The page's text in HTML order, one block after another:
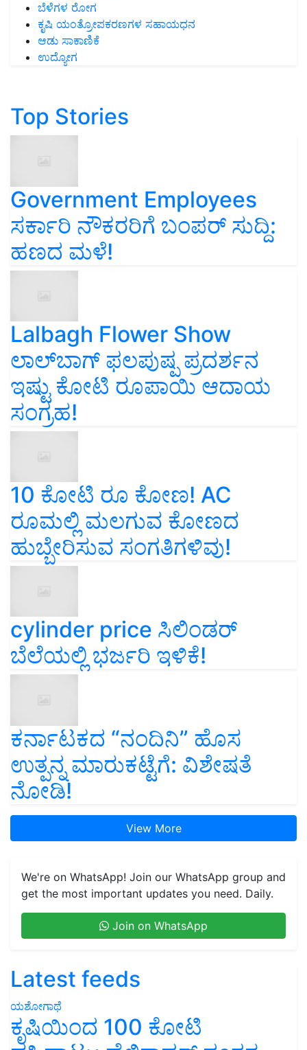
ಬೆಳೆಗಳ ರೋಗ
ಕೃಷಿ ಯಂತ್ರೋಪಕರಣಗಳ ಸಹಾಯಧನ
ಆಡು ಸಾಕಾಣಿಕೆ
ಉದ್ಯೋಗ
Top Stories
Government Employees
ಸರ್ಕಾರಿ ನೌಕರರಿಗೆ ಬಂಪರ್‌ ಸುದ್ದಿ:
ಹಣದ ಮಳೆ!
Lalbagh Flower Show
ಲಾಲ್‌ಬಾಗ್ ಫಲಪುಷ್ಪ ಪ್ರದರ್ಶನ
ಇಷ್ಟು ಕೋಟಿ ರೂಪಾಯಿ ಆದಾಯ
ಸಂಗ್ರಹ!
10 ಕೋಟಿ ರೂ ಕೋಣ! AC
ರೂಮಲ್ಲಿ ಮಲಗುವ ಕೋಣದ
ಹುಬ್ಬೇರಿಸುವ ಸಂಗತಿಗಳಿವು!
cylinder price ಸಿಲಿಂಡರ್‌
ಬೆಲೆಯಲ್ಲಿ ಭರ್ಜರಿ ಇಳಿಕೆ!
ಕರ್ನಾಟಕದ “ನಂದಿನಿ” ಹೊಸ
ಉತ್ಪನ್ನ ಮಾರುಕಟ್ಟೆಗೆ: ವಿಶೇಷತೆ
ನೋಡಿ!
View More
We're on WhatsApp! Join our WhatsApp group and
get the most important updates you need. Daily.
Join on WhatsApp
Latest feeds
ಯಶೋಗಾಥೆ
ಕೃಷಿಯಿಂದ 100 ಕೋಟಿ